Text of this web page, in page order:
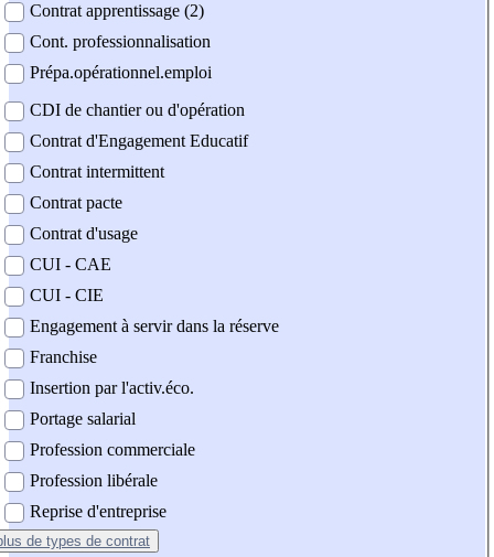
Contrat apprentissage (2)
Cont. professionnalisation
Prépa.opérationnel.emploi
CDI de chantier ou d'opération
Contrat d'Engagement Educatif
Contrat intermittent
Contrat pacte
Contrat d'usage
CUI - CAE
CUI - CIE
Engagement à servir dans la réserve
Franchise
Insertion par l'activ.éco.
Portage salarial
Profession commerciale
Profession libérale
Reprise d'entreprise
de types de contrat